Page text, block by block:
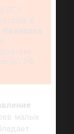
ВСУ
в
Ивановка
ВС РФ.
малых